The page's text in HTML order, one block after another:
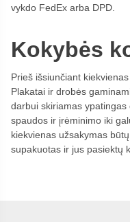
vykdo FedEx arba DPD.
Kokybės
Prieš išsiunčiant
Plakatai ir drobės
darbui skiriamas
spaudos ir įrėminimo iki
kiekvienas užsakymas
supakuotas ir jus pasiektų